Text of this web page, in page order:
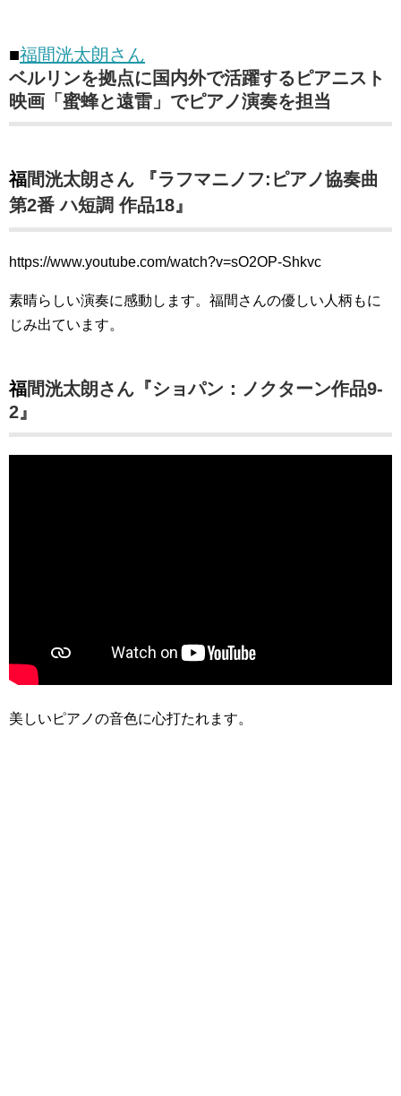
■福間洸太朗さん
ベルリンを拠点に国内外で活躍するピアニスト
映画「蜜蜂と遠雷」でピアノ演奏を担当
福間洸太朗さん 『ラフマニノフ:ピアノ協奏曲
第2番 ハ短調 作品18』
https://www.youtube.com/watch?v=sO2OP-Shkvc
素晴らしい演奏に感動します。福間さんの優しい人柄もに
じみ出ています。
福間洸太朗さん『ショパン：ノクターン作品9-
2』
美しいピアノの音色に心打たれます。